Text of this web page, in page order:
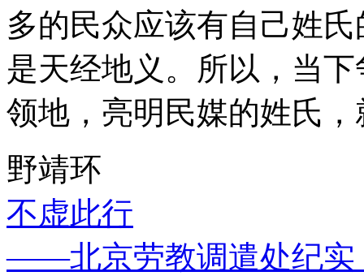
多的民众应该有自己姓
是天经地义。所以，当
领地，亮明民媒的姓氏
野靖环
不虚此行
——北京劳教调遣处纪实